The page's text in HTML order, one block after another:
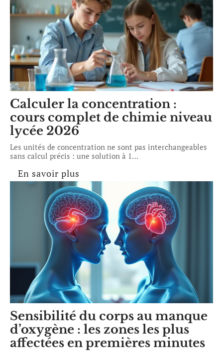
Calculer la concentration :
cours complet de chimie niveau
lycée 2026
Les unités de concentration ne sont pas interchangeables
sans calcul précis : une solution à 1…
En savoir plus
Sensibilité du corps au manque
d’oxygène : les zones les plus
affectées en premières minutes